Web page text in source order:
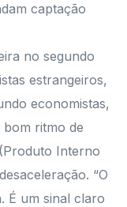
captação
no segundo
estrangeiros,
economistas,
ritmo de
Interno
“O
É um sinal claro